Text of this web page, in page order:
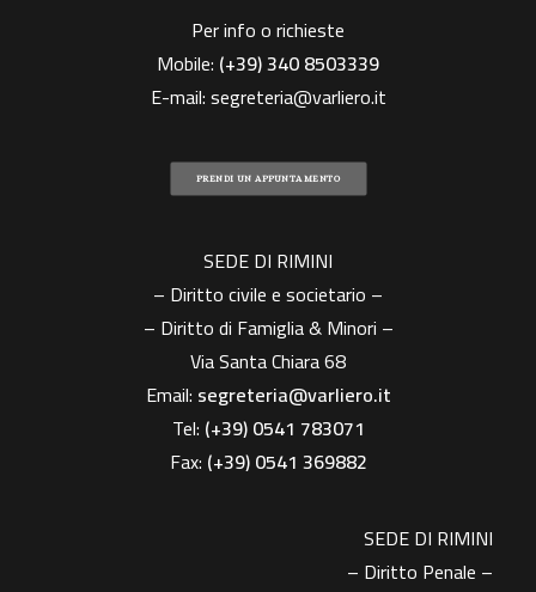
Per info o richieste
Mobile: (+39)340 8503339
E-mail:segreteria@varliero.it
PRENDI UN APPUNTAMENTO
SEDE DI RIMINI
– Diritto civile e societario –
– Diritto di Famiglia & Minori –
Via Santa Chiara 68
Email: segreteria@varliero.it
Tel: (+39) 0541 783071
Fax: (+39)0541 369882
SEDE DI RIMINI
– Diritto Penale –